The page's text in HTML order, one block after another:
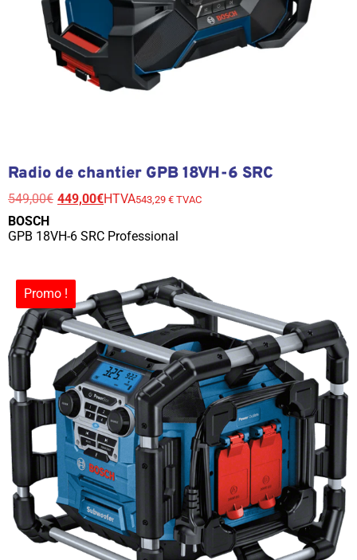
Radio de chantier GPB 18VH-6 SRC
549,00€ 449,00€HTVA543,29 € TVAC
BOSCH
GPB 18VH-6 SRC Professional
Promo !